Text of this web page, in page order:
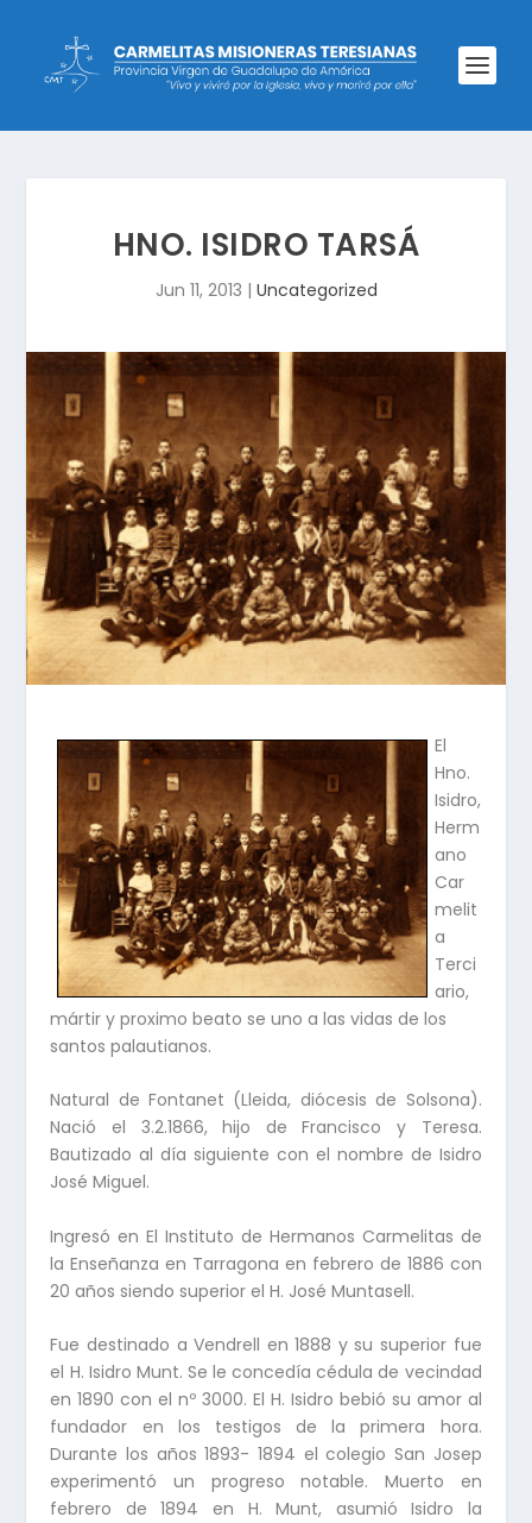
HNO. ISIDRO TARSÁ
Jun 11, 2013 | Uncategorized
El
Hno.
Isidro,
Herm
ano
Car
melit
a
Terci
ario,
mártir y proximo beato se uno a las vidas de los
santos palautianos.
Natural de Fontanet (Lleida, diócesis de Solsona).
Nació el 3.2.1866, hijo de Francisco y Teresa.
Bautizado al día siguiente con el nombre de Isidro
José Miguel.
Ingresó en El Instituto de Hermanos Carmelitas de
la Enseñanza en Tarragona en febrero de 1886 con
20 años siendo superior el H. José Muntasell.
Fue destinado a Vendrell en 1888 y su superior fue
el H. Isidro Munt. Se le concedía cédula de vecindad
en 1890 con el nº 3000. El H. Isidro bebió su amor al
fundador en los testigos de la primera hora.
Durante los años 1893- 1894 el colegio San Josep
experimentó un progreso notable. Muerto en
febrero de 1894 en H. Munt, asumió Isidro la